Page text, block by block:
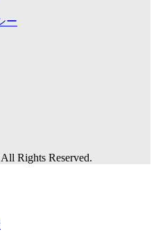
ー
Rights Reserved.